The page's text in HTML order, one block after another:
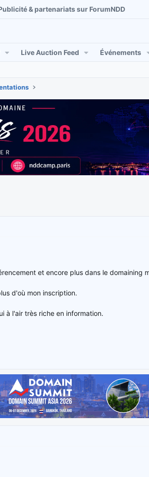
& partenariats sur ForumNDD
Live Auction Feed Événements
et encore plus dans le domaining
d'où mon inscription.
à l'air très riche en information.